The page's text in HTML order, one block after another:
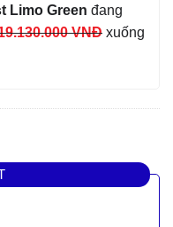
Limo Green đang
VNĐ xuống